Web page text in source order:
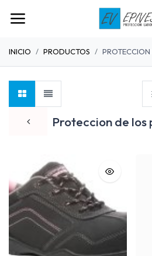
INICIO PRODUCTOS PROTECCION
Proteccion de los